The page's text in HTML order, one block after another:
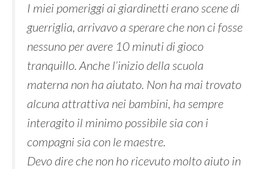
I miei pomeriggi ai giardinetti erano scene di
guerriglia, arrivavo a sperare che non ci fosse
nessuno per avere 10 minuti di gioco
tranquillo. Anche l’inizio della scuola
materna non ha aiutato. Non ha mai trovato
alcuna attrattiva nei bambini, ha sempre
interagito il minimo possibile sia con i
compagni sia con le maestre.
Devo dire che non ho ricevuto molto aiuto in